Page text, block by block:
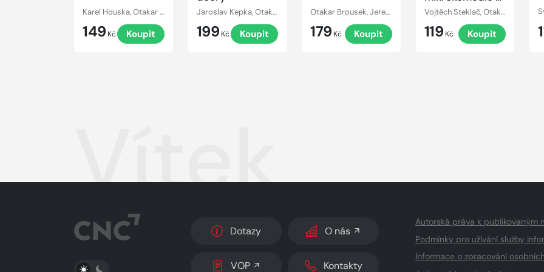
Karel Houska, Otakar Brousek, Jindřiška Jarošová, Jana Dítětová, Viktor Preiss, Josef Chvalina, Miroslav Masopust, Petr Svojtka, Miroslav Moravec
149 Kč Koupit
Jaroslav Kepka, Otakar Brousek, Karel Hlušička, Šolom Alejchem, Jan Novotný, Jorga Kotrbová, Hana Maciuchová, Viola Zinková, Ivan Řezáč, Bořík Procházka, Jan Teplý, Bořivoj Navrátil, Boris Rösner
199 Kč Koupit
Otakar Brousek, Jeremias Gotthelf
179 Kč Koupit
Jiřím KrampolemVojtěch Steklač, Otakar Brousek, Jiřina Bohdalová, Václav Vydra, Jiří Krampol
119 Kč Koupit
Vítek
PŘEPNOUT SVĚTLÝ/TMAVÝ REŽIM
Dotazy O nás
VOP Kontakty
Autorská práva k publikovaným
Podmínky pro užívání služby
Informace o zpracování